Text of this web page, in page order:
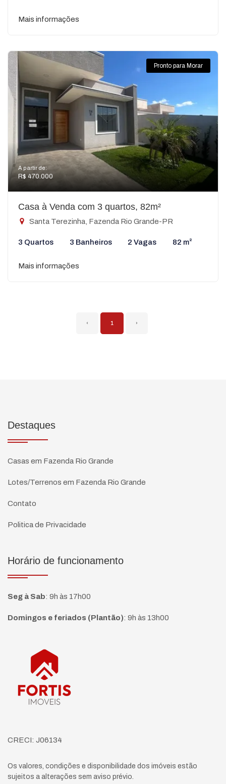
Mais informações
Pronto para Morar
A partir de:
R$ 470.000
Casa à Venda com 3 quartos, 82m²
Santa Terezinha, Fazenda Rio Grande-PR
3 Quartos 3 Banheiros 2 Vagas 82 m²
Mais informações
‹ 1 ›
Destaques
Casas em Fazenda Rio Grande
Lotes/Terrenos em Fazenda Rio Grande
Contato
Politica de Privacidade
Horário de funcionamento
Seg à Sab: 9h às 17h00
Domingos e feriados (Plantão): 9h às 13h00
Página inicial
CRECI: J06134
Os valores, condições e disponibilidade dos imóveis estão
sujeitos a alterações sem aviso prévio.